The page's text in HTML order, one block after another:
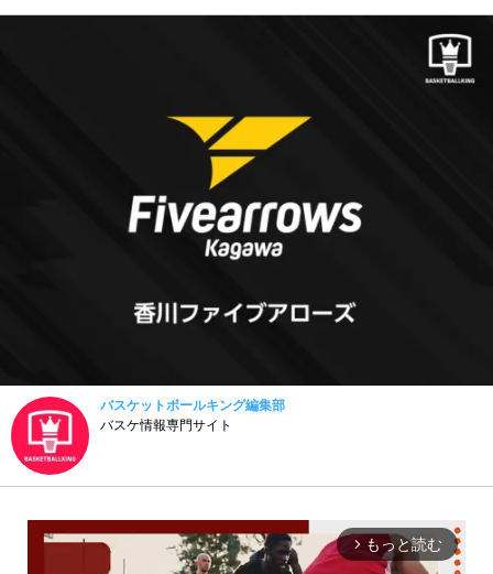
バスケットボールキング編集部
バスケ情報専門サイト
arrow_forward_ios もっと読む